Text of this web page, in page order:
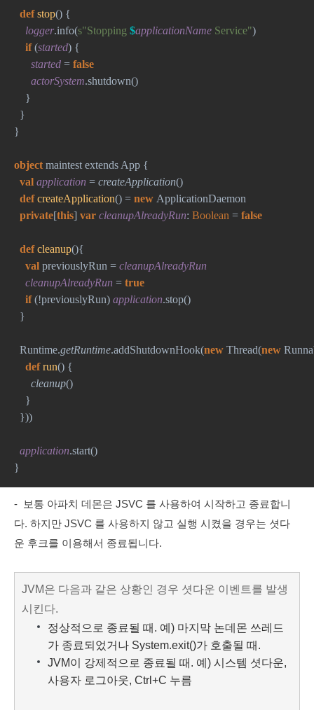
def stop() {
logger.info(s"Stopping $applicationName Service")
if (started) {
started = false
actorSystem.shutdown()
    }
  }
}
object maintest extends App {
val application = createApplication()
def createApplication() = new ApplicationDaemon
private[this] var cleanupAlreadyRun: Boolean = false
  def
cleanup(){
val previouslyRun = cleanupAlreadyRun
    cleanupAlreadyRun
= true
    if
(!previouslyRun) application.stop()
  }
  Runtime.
getRuntime.addShutdownHook(new Thread(new
def run() {
cleanup()
    }
  }))
application.start()
}
- 보통 아파치 데몬은 JSVC 를 사용하여 시작하고 종료합니
다. 하지만 JSVC 를 사용하지 않고 실행 시켰을 경우는 셧다
운 후크를 이용해서 종료됩니다.
JVM은 다음과 같은 상황인 경우 셧다운 이벤트를 발생
시킨다.
정상적으로 종료될 때. 예) 마지막 논데몬 쓰레드
가 종료되었거나 System.exit()가 호출될 때.
JVM이 강제적으로 종료될 때. 예) 시스템 셧다운,
사용자 로그아웃, Ctrl+C 누름